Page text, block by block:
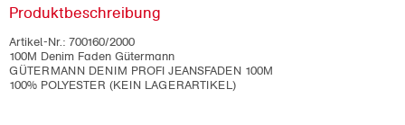
Produktbeschreibung
Artikel-Nr.: 700160/2000
100M Denim Faden Gütermann
GÜTERMANN DENIM PROFI JEANSFADEN 100M
100% POLYESTER (KEIN LAGERARTIKEL)